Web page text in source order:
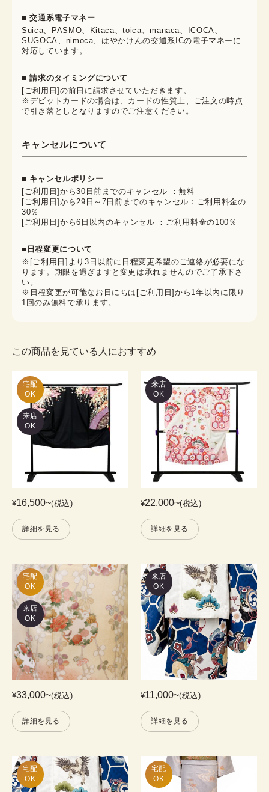
■ 交通系電子マネー
Suica、PASMO、Kitaca、toica、manaca、ICOCA、
SUGOCA、nimoca、はやかけんの交通系ICの電子マネーに
対応しています。
■ 請求のタイミングについて
[ご利用日]の前日に請求させていただきます。
※デビットカードの場合は、カードの性質上、ご注文の時点
で引き落としとなりますのでご注意ください。
キャンセルについて
■ キャンセルポリシー
[ご利用日]から30日前までのキャンセル ：無料
[ご利用日]から29日～7日前までのキャンセル：ご利用料金の
30％
[ご利用日]から6日以内のキャンセル ：ご利用料金の100％
■日程変更について
※[ご利用日]より3日以前に日程変更希望のご連絡が必要にな
ります。期限を過ぎますと変更は承れませんのでご了承下さ
い。
※日程変更が可能なお日にちは[ご利用日]から1年以内に限り
1回のみ無料で承ります。
この商品を見ている人におすすめ
宅配
OK
来店
OK
¥16,500~(税込)
詳細を見る
来店
OK
¥22,000~(税込)
詳細を見る
宅配
OK
来店
OK
¥33,000~(税込)
詳細を見る
来店
OK
¥11,000~(税込)
詳細を見る
宅配
OK
宅配
OK